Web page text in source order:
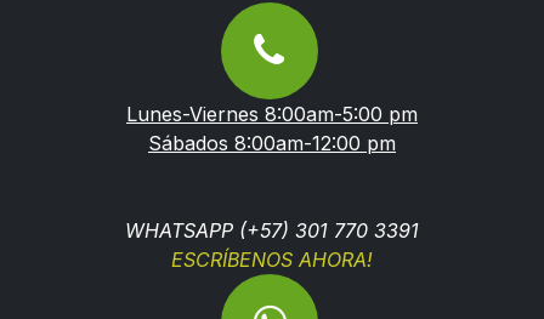
Lunes-Viernes 8:00am-5:00 pm
Sábados 8:00am-12:00 pm
WHATSAPP (+57) 301 770 3391
ESCRÍBENOS AHORA!